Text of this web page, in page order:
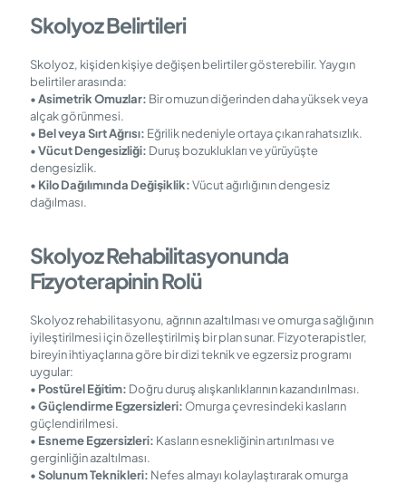
Skolyoz Belirtileri
Skolyoz, kişiden kişiye değişen belirtiler gösterebilir. Yaygın
belirtiler arasında:
•Asimetrik Omuzlar: Bir omuzun diğerinden daha yüksek veya
alçak görünmesi.
• Bel veya Sırt Ağrısı: Eğrilik nedeniyle ortaya çıkan rahatsızlık.
•Vücut Dengesizliği: Duruş bozuklukları ve yürüyüşte
dengesizlik.
• Kilo Dağılımında Değişiklik:Vücut ağırlığının dengesiz
dağılması.
Skolyoz Rehabilitasyonunda
Fizyoterapinin Rolü
Skolyoz rehabilitasyonu, ağrının azaltılması ve omurga sağlığının
iyileştirilmesi için özelleştirilmiş bir plan sunar. Fizyoterapistler,
bireyin ihtiyaçlarına göre bir dizi teknik ve egzersiz programı
uygular:
• Postürel Eğitim: Doğru duruş alışkanlıklarının kazandırılması.
•Güçlendirme Egzersizleri: Omurga çevresindeki kasların
güçlendirilmesi.
• Esneme Egzersizleri: Kasların esnekliğinin artırılması ve
gerginliğin azaltılması.
•Solunum Teknikleri: Nefes almayı kolaylaştırarak omurga